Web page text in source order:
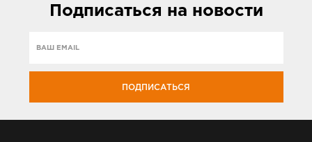
Подписаться на новости
ПОДПИСАТЬСЯ